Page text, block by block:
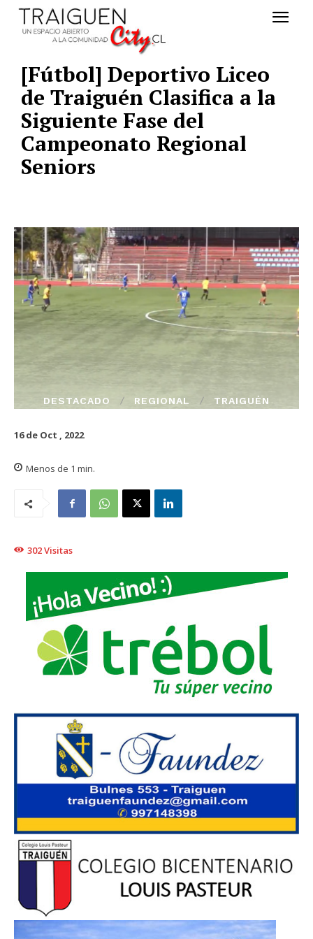
[Fútbol] Deportivo Liceo
de Traiguén Clasifica a la
Siguiente Fase del
Campeonato Regional
Seniors
DESTACADO REGIONAL TRAIGUÉN
16 de Oct , 2022
Menos de 1 min.
302Visitas